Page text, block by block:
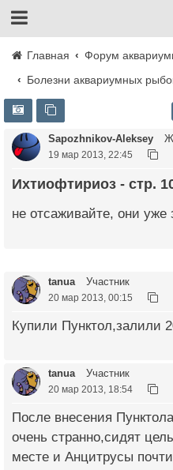
Главная
Форум
Болезни аквариумных
Sapozhnikov-Aleksey
19 мар 2013, 22:45
Ихтиофтириоз - стр.
не отсаживайте, они уже
tanua Участник
20 мар 2013, 00:15
Купили Пунктол,залили
tanua Участник
20 мар 2013, 18:54
После внесения
очень странно,сидят
месте и Анцитрусы